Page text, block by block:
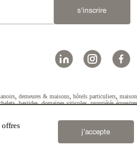
s'inscrire
, demeures & maisons, hôtels particuliers,
,bastides,domaines viticoles,propriétés équestres
j’accepte